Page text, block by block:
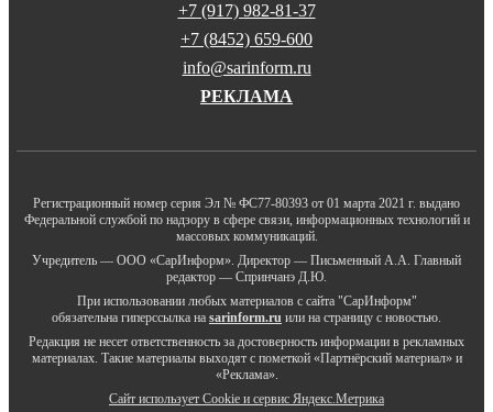
+7 (917) 982-81-37
+7 (8452) 659-600
info@sarinform.ru
РЕКЛАМА
Регистрационный номер серия Эл № ФС77-80393 от 01 марта 2021 г. выдано
Федеральной службой по надзору в сфере связи, информационных технологий и
массовых коммуникаций.
Учредитель — ООО «СарИнформ». Директор — Письменный А.А. Главный
редактор — Спринчанэ Д.Ю.
При использовании любых материалов с сайта "СарИнформ"
обязательна гиперссылка на sarinform.ru или на страницу с новостью.
Редакция не несет ответственность за достоверность информации в рекламных
материалах. Такие материалы выходят с пометкой «Партнёрский материал» и
«Реклама».
Сайт использует Cookie и сервиc Яндекс.Метрика